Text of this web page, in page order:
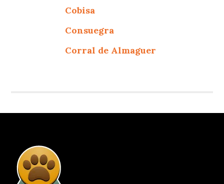
Cobisa
Consuegra
Corral de Almaguer